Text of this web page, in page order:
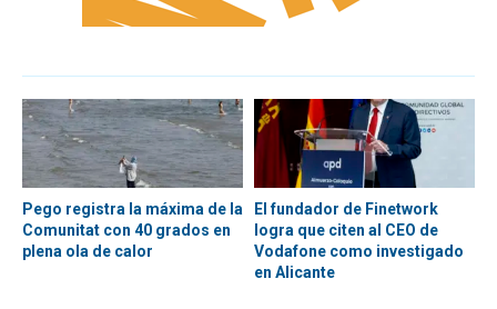
Pego registra la máxima de la
Comunitat con 40 grados en
plena ola de calor
El fundador de Finetwork
logra que citen al CEO de
Vodafone como investigado
en Alicante